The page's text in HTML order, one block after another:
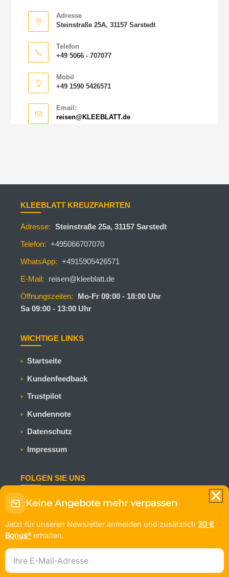
Adresse
Steinstraße 25A, 31157 Sarstedt
Telefon
+49 5066 - 707077
Mobil
+49 1590 5426571
Email:
reisen@KLEEBLATT.de
KLEEBLATT KREUZFAHRTEN
Adresse: Steinstraße 25a, 31157 Sarstedt
Telefon: +495066707070
WhatsApp: +4915905426571
E-Mail:
reisen@kleeblatt.de
Öffnungszeiten:
Mo-Fr 09:00 - 18:00 Uhr
Sa 09:00 - 13:00 Uhr
WICHTIGE LINKS
Startseite
Kundenfeedback
Trustpilot
Kundennote
Datenschutz
Impressum
FOLGEN SIE UNS
Bleiben Sie auf dem Laufenden mit den neuesten
Kreuzfahrtangeboten und Reiseinspirationen.
© KLEEBLATT Kreuzfahrten
Keine Angebote mehr verpassen
Jetzt für unseren Newsletter anmelden und zusätzlich 30 €
Bonus* erhalten.
E-Mail-Adresse